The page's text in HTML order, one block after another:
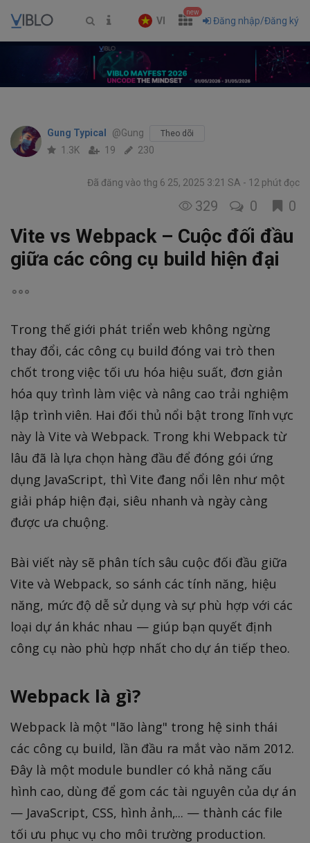
VI
new
Đăng nhập/Đăng ký
Gung Typical @Gung Theo dõi
1.3K 19 230
Đã đăng vào thg 6 25, 2025 3:21 SA 12 phút đọc
329 0 0
Vite vs Webpack – Cuộc đối đầu
giữa các công cụ build hiện đại
Trong thế giới phát triển web không ngừng
thay đổi, các công cụ build đóng vai trò then
chốt trong việc tối ưu hóa hiệu suất, đơn giản
hóa quy trình làm việc và nâng cao trải nghiệm
lập trình viên. Hai đối thủ nổi bật trong lĩnh vực
này là Vite và Webpack. Trong khi Webpack từ
lâu đã là lựa chọn hàng đầu để đóng gói ứng
dụng JavaScript, thì Vite đang nổi lên như một
giải pháp hiện đại, siêu nhanh và ngày càng
được ưa chuộng.
Bài viết này sẽ phân tích sâu cuộc đối đầu giữa
Vite và Webpack, so sánh các tính năng, hiệu
năng, mức độ dễ sử dụng và sự phù hợp với các
loại dự án khác nhau — giúp bạn quyết định
công cụ nào phù hợp nhất cho dự án tiếp theo.
Webpack là gì?
Webpack là một "lão làng" trong hệ sinh thái
các công cụ build, lần đầu ra mắt vào năm 2012.
Đây là một module bundler có khả năng cấu
hình cao, dùng để gom các tài nguyên của dự án
— JavaScript, CSS, hình ảnh,... — thành các file
tối ưu phục vụ cho môi trường production.